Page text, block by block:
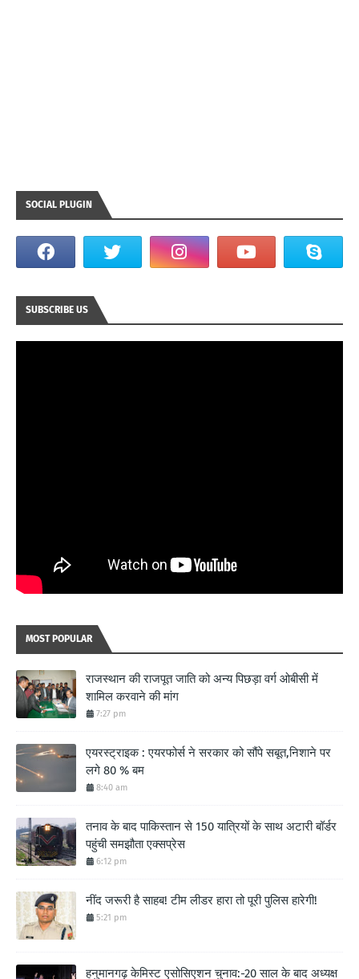
SOCIAL PLUGIN
SUBSCRIBE US
MOST POPULAR
राजस्थान की राजपूत जाति को अन्य पिछड़ा वर्ग ओबीसी में
शामिल करवाने की मांग
7:27 pm
एयरस्ट्राइक : एयरफोर्स ने सरकार को सौंपे सबूत,निशाने पर
लगे 80 % बम
8:40 am
तनाव के बाद पाकिस्तान से 150 यात्रियों के साथ अटारी बॉर्डर
पहुंची समझौता एक्सप्रेस
6:12 pm
नींद जरूरी है साहब! टीम लीडर हारा तो पूरी पुलिस हारेगी!
5:21 pm
हनुमानगढ़ केमिस्ट एसोसिएशन चुनाव:-20 साल के बाद अध्यक्ष